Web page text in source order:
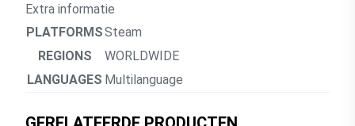
Extra informatie
PLATFORMSSteam
REGIONS
WORLDWIDE
LANGUAGES Multilanguage